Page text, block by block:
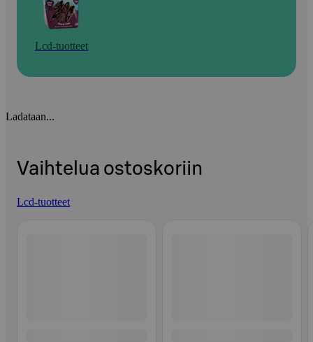
Lcd-tuotteet
Ladataan...
Vaihtelua ostoskoriin
Lcd-tuotteet